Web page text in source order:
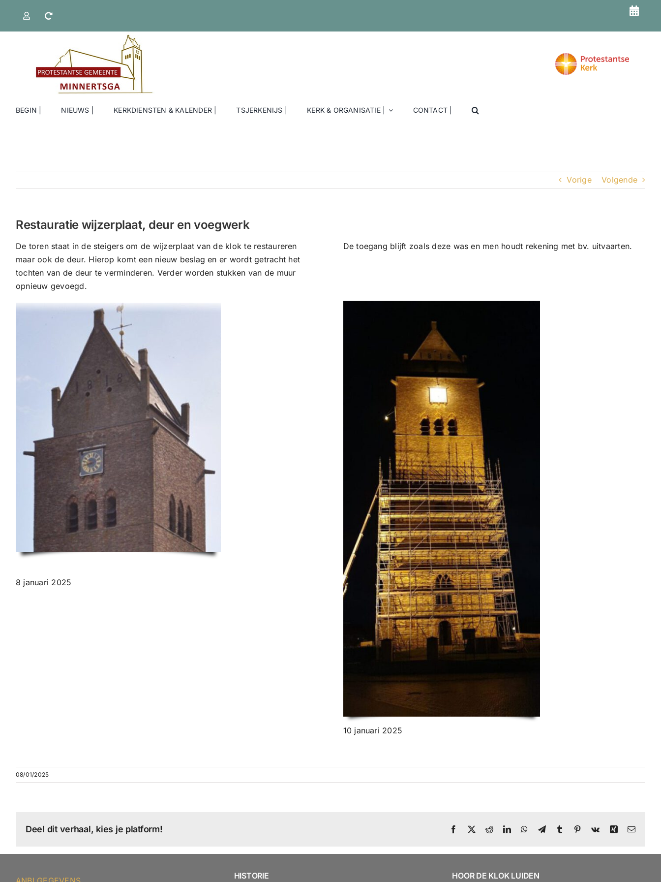
inhoud
BEGIN | NIEUWS | KERKDIENSTEN & KALENDER | TSJERKENIJS | KERK & ORGANISATIE | CONTACT |
Vorige Volgende
Restauratie wijzerplaat, deur en voegwerk
De toren staat in de steigers om de wijzerplaat van de klok te restaureren
maar ook de deur. Hierop komt een nieuw beslag en er wordt getracht het
tochten van de deur te verminderen. Verder worden stukken van de muur
opnieuw gevoegd.
8 januari 2025
De toegang blijft zoals deze was en men houdt rekening met bv. uitvaarten.
10 januari 2025
08/01/2025
Deel dit verhaal, kies je platform! Facebook
X RedditLinkedInWhatsApp
TelegramTumblr Pinterest
Vk Xing E-
HISTORIE HOOR DE KLOK LUIDEN